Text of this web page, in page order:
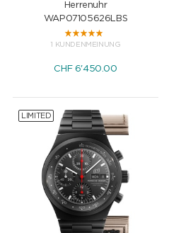
Herrenuhr
WAP07105626LBS
1 KUNDENMEINUNG
CHF 6'450.00
LIMITED